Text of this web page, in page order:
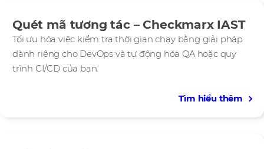
Quét mã tương tác – Checkmarx IAST
Tối ưu hóa việc kiểm tra thời gian chạy bằng giải pháp
dành riêng cho DevOps và tự động hóa QA hoặc quy
trình CI/CD của bạn.
Tìm hiểu thêm